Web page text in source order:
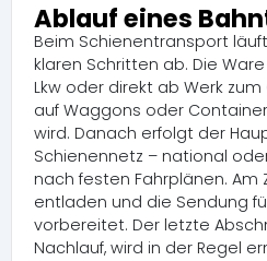
Ablauf eines
Beim Schienentransport
klaren Schritten ab. Die
Lkw oder direkt ab Werk
auf Waggons oder
wird. Danach erfolgt der
Schienennetz – national
nach festen Fahrplänen. Am
entladen und die Sendung
vorbereitet. Der letzte
Nachlauf, wird in der Regel